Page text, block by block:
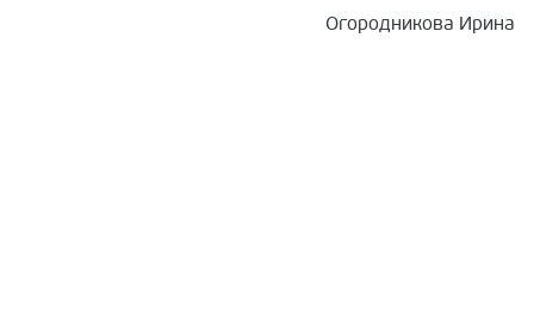
Огородникова Ирина